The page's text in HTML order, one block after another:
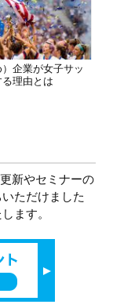
）企業が女子サッ
理由とは
新やセミナーの
ただけました
ます。